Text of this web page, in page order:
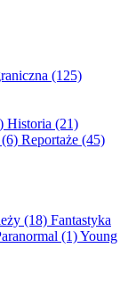
(125)
Historia (21)
(6) Reportaże (45)
(18) Fantastyka
(1)Young